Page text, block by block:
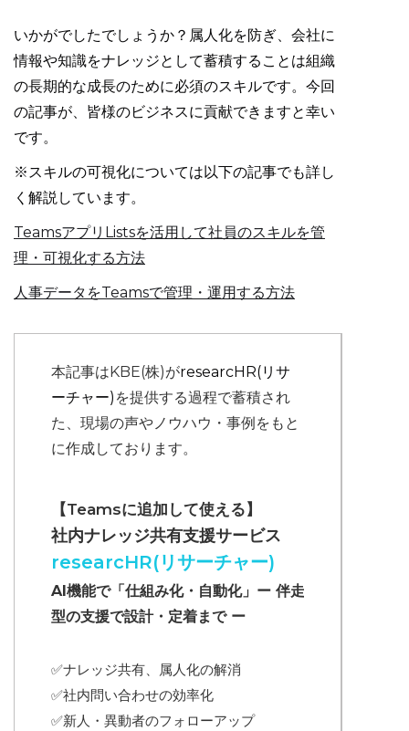
いかがでしたでしょうか？属人化を防ぎ、会社に
情報や知識をナレッジとして蓄積することは組織
の長期的な成長のために必須のスキルです。今回
の記事が、皆様のビジネスに貢献できますと幸い
です。
※スキルの可視化については以下の記事でも詳し
く解説しています。
TeamsアプリListsを活用して社員のスキルを管
理・可視化する方法
人事データをTeamsで管理・運用する方法
本記事はKBE(株)がresearcHR(リサ
ーチャー) を提供する過程で蓄積され
た、現場の声やノウハウ・事例をもと
に作成しております。
【Teamsに追加して使える】
社内ナレッジ共有支援サービス
researcHR(リサーチャー)
AI機能で「仕組み化・自動化」ー 伴走
型の支援で設計・定着まで ー
✅ナレッジ共有、属人化の解消
✅社内問い合わせの効率化
✅新人・異動者のフォローアップ